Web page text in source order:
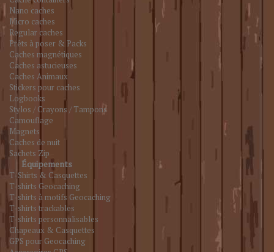
Nano caches
Micro caches
Regular caches
Prêts à poser & Packs
Caches magnétiques
Caches astucieuses
Caches Animaux
Stickers pour caches
Logbooks
Stylos / Crayons / Tampons
Camouflage
Magnets
Caches de nuit
Sachets Zip
Équipements
T-Shirts & Casquettes
T-shirts Geocaching
T-shirts à motifs Geocaching
T-shirts trackables
T-shirts personnalisables
Chapeaux & Casquettes
GPS pour Geocaching